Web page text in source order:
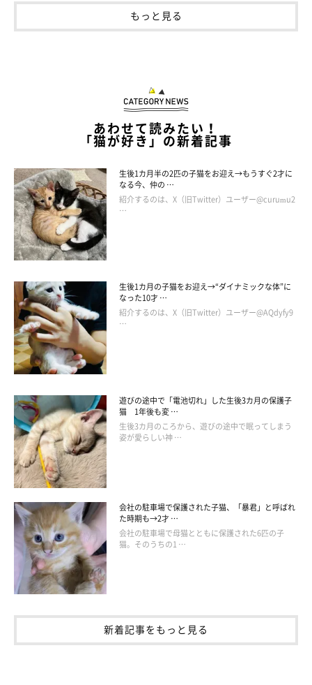
災害を経験したことで、愛猫がストレスを感じるようになってし
まったという声も…。
「東日本大震災で避難したときに、凄いストレスがかかり
オシッコが出なくなったこと」
「台風で3日間停電。台風一過で物凄い暑さの中、冷房無
しでは猫の命に関わると思い息子のアパートへ連れて行き
ましたが、よその家は初めてで、逆に精神的に大ダメージ
「2階にいたときに地震があり、強い揺れだったためしば
らく2階を怖がって、ご飯も食べなくなりました」
「揺れや物音に敏感になった」
もっと見る
あわせて読みたい！
「猫が好き」の新着記事
生後1カ月半の2匹の子猫をお迎え→もうすぐ2才に
なる今、仲の …
紹介するのは、X（旧Twitter）ユーザー@curumu2
…
生後1カ月の子猫をお迎え→“ダイナミックな体”に
なった10才 …
紹介するのは、X（旧Twitter）ユーザー@AQdyfy9
…
遊びの途中で「電池切れ」した生後3カ月の保護子
猫 1年後も変 …
生後3カ月のころから、遊びの途中で眠ってしまう
姿が愛らしい神 …
会社の駐車場で保護された子猫、「暴君」と呼ばれ
た時期も→2才 …
会社の駐車場で母猫とともに保護された6匹の子
猫。そのうちの1 …
新着記事をもっと見る